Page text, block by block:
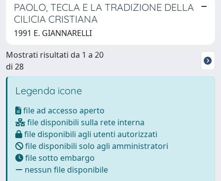
PAOLO, TECLA E LA TRADIZIONE DELLA
CILICIA CRISTIANA
1991 E. GIANNARELLI
Mostrati risultati da 1 a 20
di 28
Legenda icone
file ad accesso aperto
file disponibili sulla rete interna
file disponibili agli utenti autorizzati
file disponibili solo agli amministratori
file sotto embargo
nessun file disponibile